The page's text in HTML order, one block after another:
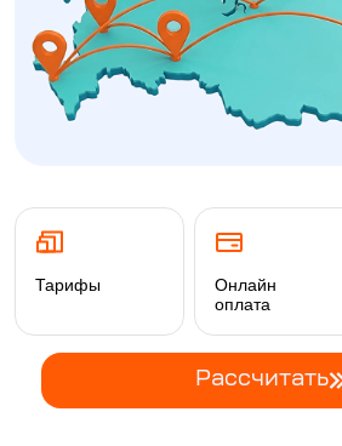
Тарифы
Онлайн
оплата
Рассчитать